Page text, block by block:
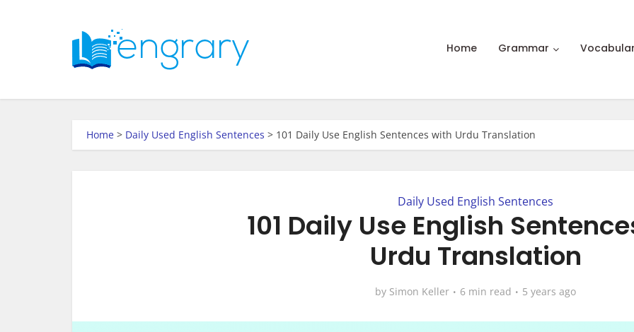
Home Grammar
Home > Daily Used English Sentences > 101 Daily Use English Sentences with Urdu Translation
Daily Used English Sentences
101 Daily Use English
Urdu Translation
by Simon Keller 6 min read 5 years ago